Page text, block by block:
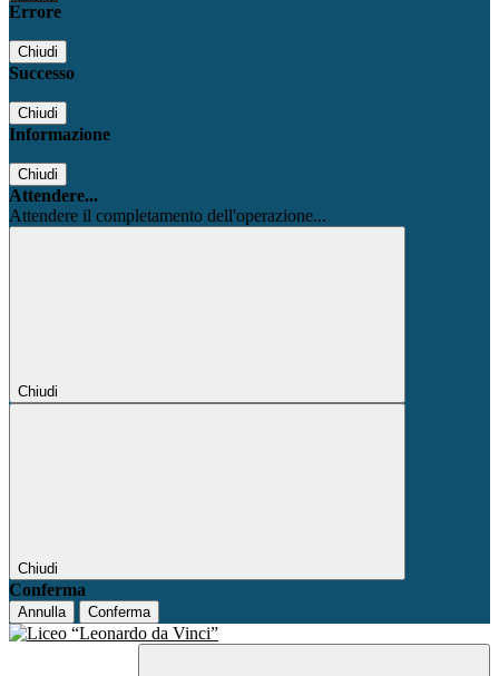
Errore
Chiudi
Successo
Chiudi
Informazione
Chiudi
Attendere...
Attendere il completamento dell'operazione...
Chiudi
Chiudi
Conferma
Annulla Conferma